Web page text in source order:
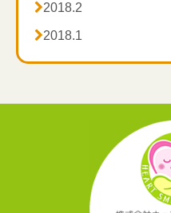
2018.2
2018.1